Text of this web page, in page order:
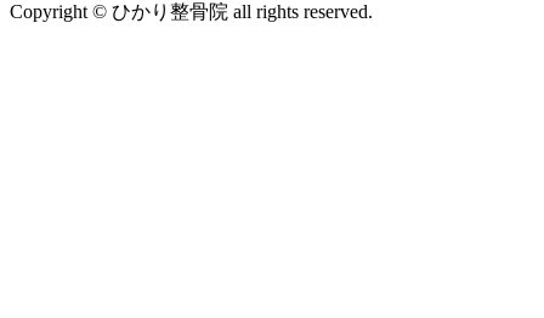
Copyright © ひかり整骨院 all rights reserved.